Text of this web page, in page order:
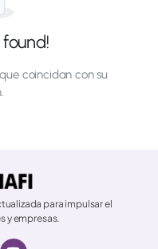
coincidan con su
para impulsar el
y empresas.